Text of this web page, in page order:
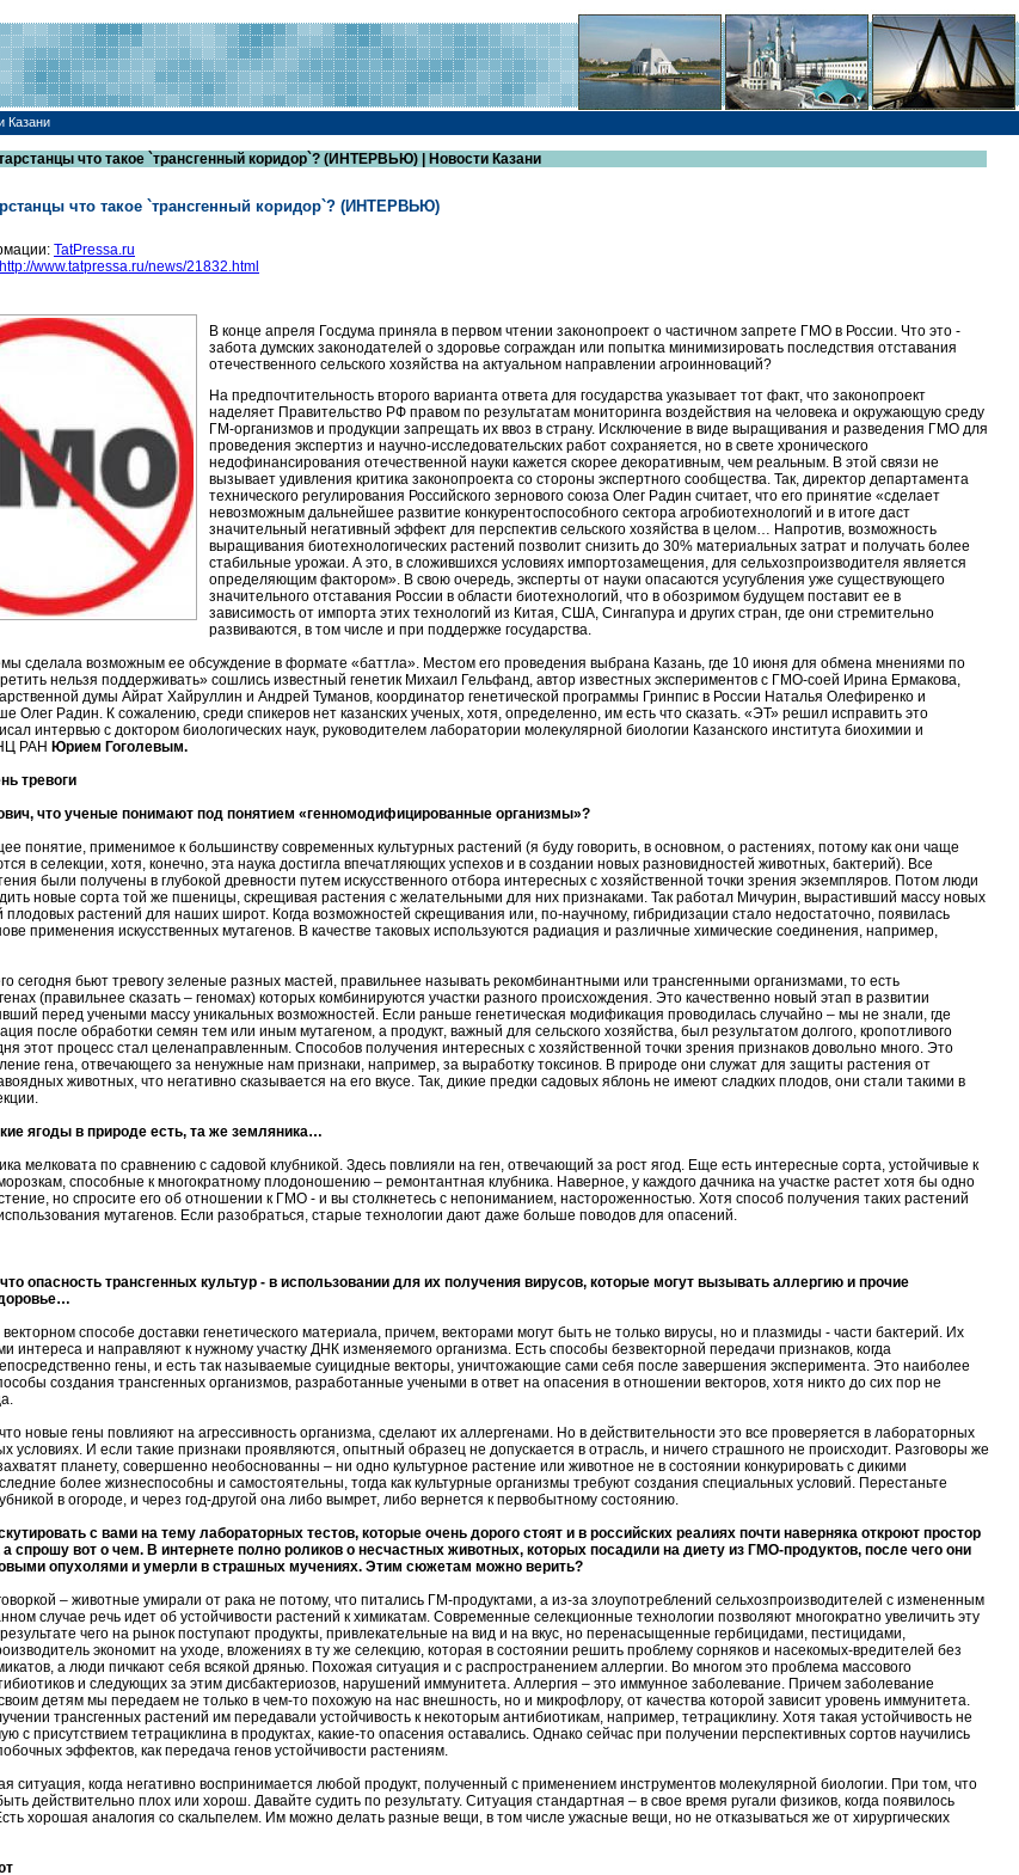
Казани
что такое `трансгенный коридор`? (ИНТЕРВЬЮ) | Новости Казани
что такое `трансгенный коридор`? (ИНТЕРВЬЮ)
TatPressa.ru
http://www.tatpressa.ru/news/21832.html
В конце апреля Госдума приняла в первом чтении законопроект о частичном запрете ГМО в России. Что это -
забота думских законодателей о здоровье сограждан или попытка минимизировать последствия отставания
отечественного сельского хозяйства на актуальном направлении агроинноваций?
На предпочтительность второго варианта ответа для государства указывает тот факт, что законопроект
наделяет Правительство РФ правом по результатам мониторинга воздействия на человека и окружающую среду
ГМ-организмов и продукции запрещать их ввоз в страну. Исключение в виде выращивания и разведения ГМО для
проведения экспертиз и научно-исследовательских работ сохраняется, но в свете хронического
недофинансирования отечественной науки кажется скорее декоративным, чем реальным. В этой связи не
вызывает удивления критика законопроекта со стороны экспертного сообщества. Так, директор департамента
технического регулирования Российского зернового союза Олег Радин считает, что его принятие «сделает
невозможным дальнейшее развитие конкурентоспособного сектора агробиотехнологий и в итоге даст
значительный негативный эффект для перспектив сельского хозяйства в целом… Напротив, возможность
выращивания биотехнологических растений позволит снизить до 30% материальных затрат и получать более
стабильные урожаи. А это, в сложившихся условиях импортозамещения, для сельхозпроизводителя является
определяющим фактором». В свою очередь, эксперты от науки опасаются усугубления уже существующего
значительного отставания России в области биотехнологий, что в обозримом будущем поставит ее в
зависимость от импорта этих технологий из Китая, США, Сингапура и других стран, где они стремительно
развиваются, в том числе и при поддержке государства.
сделала возможным ее обсуждение в формате «баттла». Местом его проведения выбрана Казань, где 10 июня для обмена мнениями по
нельзя поддерживать» сошлись известный генетик Михаил Гельфанд, автор известных экспериментов с ГМО-соей Ирина Ермакова,
думы Айрат Хайруллин и Андрей Туманов, координатор генетической программы Гринпис в России Наталья Олефиренко и
Олег Радин. К сожалению, среди спикеров нет казанских ученых, хотя, определенно, им есть что сказать. «ЭТ» решил исправить это
интервью с доктором биологических наук, руководителем лаборатории молекулярной биологии Казанского института биохимии и
РАН Юрием Гоголевым.
тревоги
что ученые понимают под понятием «генномодифицированные организмы»?
понятие, применимое к большинству современных культурных растений (я буду говорить, в основном, о растениях, потому как они чаще
в селекции, хотя, конечно, эта наука достигла впечатляющих успехов и в создании новых разновидностей животных, бактерий). Все
были получены в глубокой древности путем искусственного отбора интересных с хозяйственной точки зрения экземпляров. Потом люди
новые сорта той же пшеницы, скрещивая растения с желательными для них признаками. Так работал Мичурин, вырастивший массу новых
плодовых растений для наших широт. Когда возможностей скрещивания или, по-научному, гибридизации стало недостаточно, появилась
применения искусственных мутагенов. В качестве таковых используются радиация и различные химические соединения, например,
сегодня бьют тревогу зеленые разных мастей, правильнее называть рекомбинантными или трансгенными организмами, то есть
(правильнее сказать – геномах) которых комбинируются участки разного происхождения. Это качественно новый этап в развитии
перед учеными массу уникальных возможностей. Если раньше генетическая модификация проводилась случайно – мы не знали, где
после обработки семян тем или иным мутагеном, а продукт, важный для сельского хозяйства, был результатом долгого, кропотливого
этот процесс стал целенаправленным. Способов получения интересных с хозяйственной точки зрения признаков довольно много. Это
гена, отвечающего за ненужные нам признаки, например, за выработку токсинов. В природе они служат для защиты растения от
животных, что негативно сказывается на его вкусе. Так, дикие предки садовых яблонь не имеют сладких плодов, они стали такими в
ягоды в природе есть, та же земляника…
мелковата по сравнению с садовой клубникой. Здесь повлияли на ген, отвечающий за рост ягод. Еще есть интересные сорта, устойчивые к
способные к многократному плодоношению – ремонтантная клубника. Наверное, у каждого дачника на участке растет хотя бы одно
но спросите его об отношении к ГМО - и вы столкнетесь с непониманием, настороженностью. Хотя способ получения таких растений
мутагенов. Если разобраться, старые технологии дают даже больше поводов для опасений.
опасность трансгенных культур - в использовании для их получения вирусов, которые могут вызывать аллергию и прочие
способе доставки генетического материала, причем, векторами могут быть не только вирусы, но и плазмиды - части бактерий. Их
интереса и направляют к нужному участку ДНК изменяемого организма. Есть способы безвекторной передачи признаков, когда
гены, и есть так называемые суицидные векторы, уничтожающие сами себя после завершения эксперимента. Это наиболее
создания трансгенных организмов, разработанные учеными в ответ на опасения в отношении векторов, хотя никто до сих пор не
новые гены повлияют на агрессивность организма, сделают их аллергенами. Но в действительности это все проверяется в лабораторных
условиях. И если такие признаки проявляются, опытный образец не допускается в отрасль, и ничего страшного не происходит. Разговоры же
планету, совершенно необоснованны – ни одно культурное растение или животное не в состоянии конкурировать с дикими
более жизнеспособны и самостоятельны, тогда как культурные организмы требуют создания специальных условий. Перестаньте
в огороде, и через год-другой она либо вымрет, либо вернется к первобытному состоянию.
с вами на тему лабораторных тестов, которые очень дорого стоят и в российских реалиях почти наверняка откроют простор
спрошу вот о чем. В интернете полно роликов о несчастных животных, которых посадили на диету из ГМО-продуктов, после чего они
опухолями и умерли в страшных мучениях. Этим сюжетам можно верить?
– животные умирали от рака не потому, что питались ГМ-продуктами, а из-за злоупотреблений сельхозпроизводителей с измененным
случае речь идет об устойчивости растений к химикатам. Современные селекционные технологии позволяют многократно увеличить эту
результате чего на рынок поступают продукты, привлекательные на вид и на вкус, но перенасыщенные гербицидами, пестицидами,
экономит на уходе, вложениях в ту же селекцию, которая в состоянии решить проблему сорняков и насекомых-вредителей без
а люди пичкают себя всякой дрянью. Похожая ситуация и с распространением аллергии. Во многом это проблема массового
и следующих за этим дисбактериозов, нарушений иммунитета. Аллергия – это иммунное заболевание. Причем заболевание
детям мы передаем не только в чем-то похожую на нас внешность, но и микрофлору, от качества которой зависит уровень иммунитета.
трансгенных растений им передавали устойчивость к некоторым антибиотикам, например, тетрациклину. Хотя такая устойчивость не
с присутствием тетрациклина в продуктах, какие-то опасения оставались. Однако сейчас при получении перспективных сортов научились
эффектов, как передача генов устойчивости растениям.
ситуация, когда негативно воспринимается любой продукт, полученный с применением инструментов молекулярной биологии. При том, что
действительно плох или хорош. Давайте судить по результату. Ситуация стандартная – в свое время ругали физиков, когда появилось
хорошая аналогия со скальпелем. Им можно делать разные вещи, в том числе ужасные вещи, но не отказываться же от хирургических